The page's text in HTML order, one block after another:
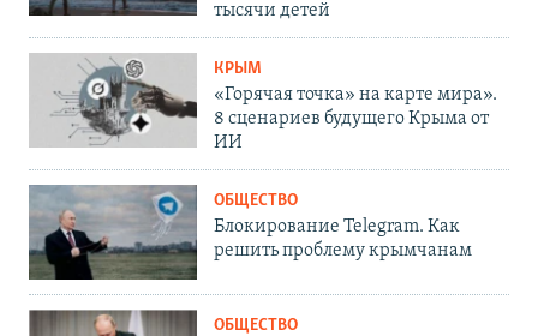
тысячи детей
КРЫМ
«Горячая точка» на карте мира».
8 сценариев будущего Крыма от
ИИ
ОБЩЕСТВО
Блокирование Telegram. Как
решить проблему крымчанам
ОБЩЕСТВО